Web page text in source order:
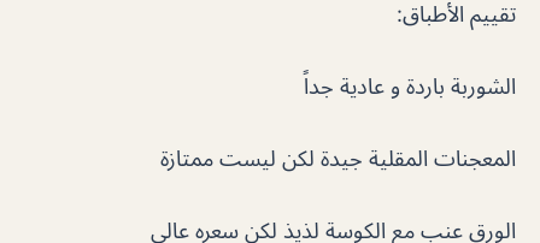
تقييم الأطباق:
الشوربة باردة و عادية جداً
المعجنات المقلية جيدة لكن ليست ممتازة
الورق عنب مع الكوسة لذيذ لكن سعره عالي